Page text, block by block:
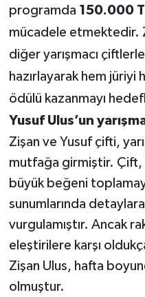
programda 150.000
mücadele etmektedir.
diğer yarışmacı
hazırlayarak hem
ödülü kazanmayı
Yusuf Ulus’un
Zişan ve Yusuf çifti,
mutfağa girmiştir. Çift,
büyük beğeni
sunumlarında
vurgulamıştır. Ancak
eleştirilere karşı
Zişan Ulus, hafta
olmuştur.